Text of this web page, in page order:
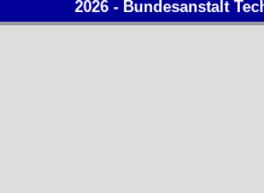
2026 - Bundesanstalt